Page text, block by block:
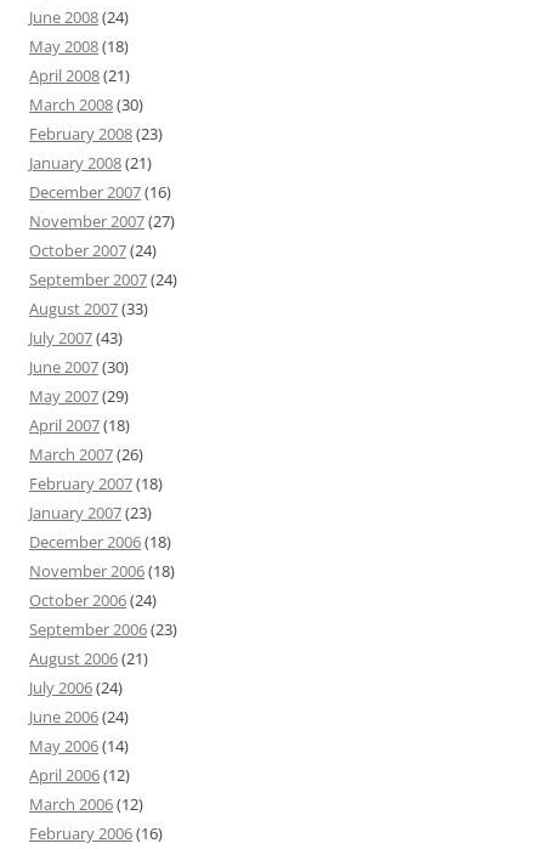
June 2008(24)
May 2008(18)
April 2008(21)
March 2008(30)
February 2008(23)
January 2008(21)
December 2007(16)
November 2007(27)
October 2007(24)
September 2007(24)
August 2007(33)
July 2007(43)
June 2007(30)
May 2007(29)
April 2007(18)
March 2007(26)
February 2007(18)
January 2007(23)
December 2006(18)
November 2006(18)
October 2006(24)
September 2006(23)
August 2006(21)
July 2006(24)
June 2006(24)
May 2006(14)
April 2006(12)
March 2006(12)
February 2006(16)